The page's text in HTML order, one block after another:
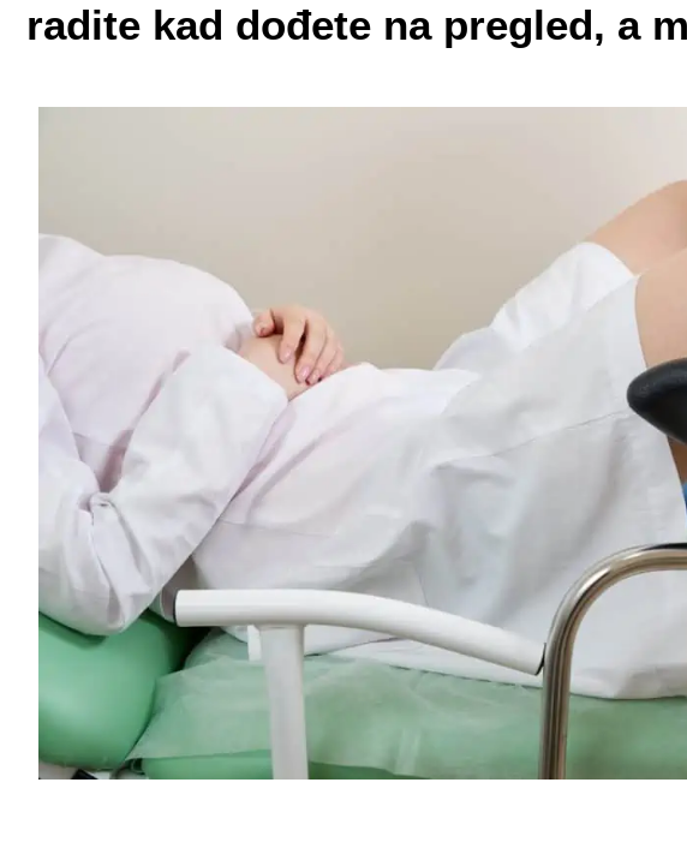
radite kad dođete na pregled, a